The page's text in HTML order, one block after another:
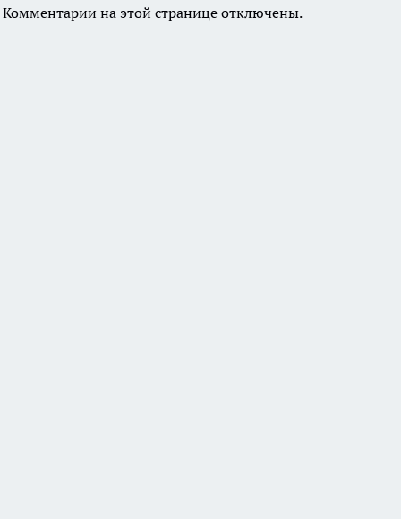
Комментарии на этой странице отключены.